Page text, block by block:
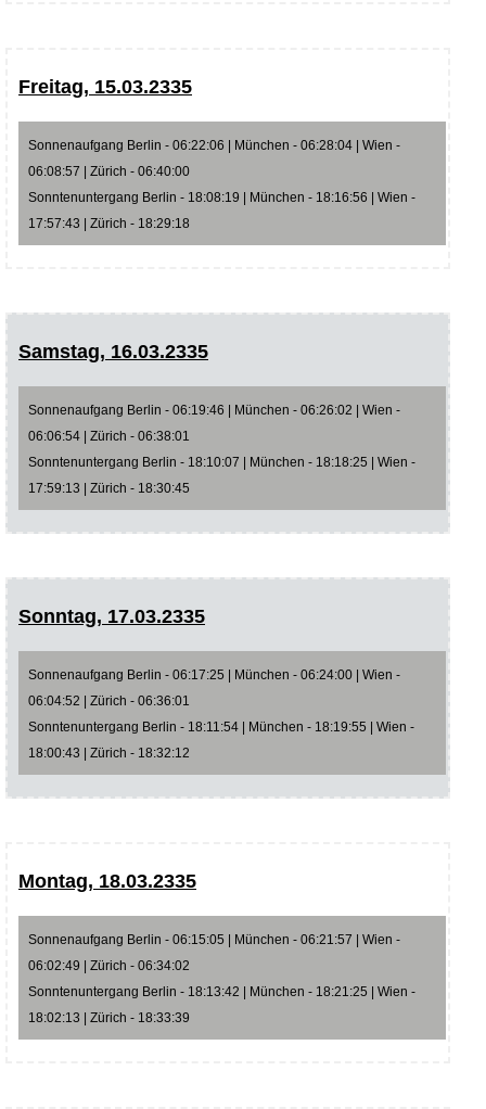
Freitag, 15.03.2335
Sonnenaufgang Berlin - 06:22:06 | München - 06:28:04 | Wien -
06:08:57 | Zürich - 06:40:00
Sonntenuntergang Berlin - 18:08:19 | München - 18:16:56 | Wien -
17:57:43 | Zürich - 18:29:18
Samstag, 16.03.2335
Sonnenaufgang Berlin - 06:19:46 | München - 06:26:02 | Wien -
06:06:54 | Zürich - 06:38:01
Sonntenuntergang Berlin - 18:10:07 | München - 18:18:25 | Wien -
17:59:13 | Zürich - 18:30:45
Sonntag, 17.03.2335
Sonnenaufgang Berlin - 06:17:25 | München - 06:24:00 | Wien -
06:04:52 | Zürich - 06:36:01
Sonntenuntergang Berlin - 18:11:54 | München - 18:19:55 | Wien -
18:00:43 | Zürich - 18:32:12
Montag, 18.03.2335
Sonnenaufgang Berlin - 06:15:05 | München - 06:21:57 | Wien -
06:02:49 | Zürich - 06:34:02
Sonntenuntergang Berlin - 18:13:42 | München - 18:21:25 | Wien -
18:02:13 | Zürich - 18:33:39